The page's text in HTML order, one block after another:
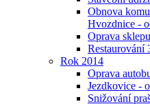
Obnova
Hvozdnice -
Oprava
Restaurování
Rok 2014
Oprava
Jezdkovice -
Snižování